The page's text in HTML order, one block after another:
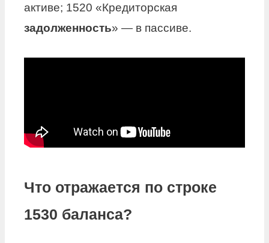
активе; 1520 «Кредиторская
задолженность» — в пассиве.
Что отражается по строке
1530 баланса?